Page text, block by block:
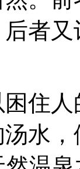
者
住
水